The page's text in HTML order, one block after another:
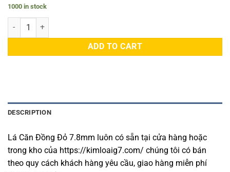
1000 in stock
Lá Căn Đồng Đỏ 7.8mm quantity
ADD TO CART
DESCRIPTION
Lá Căn Đồng Đỏ 7.8mm luôn có sẵn tại cửa hàng hoặc
trong kho của https://kimloaig7.com/ chúng tôi có bán
theo quy cách khách hàng yêu cầu, giao hàng miễn phí